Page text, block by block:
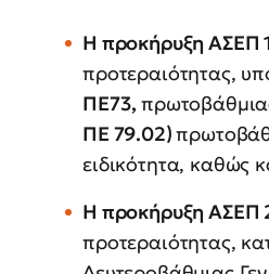
Η προκήρυξη ΑΣΕΠ
προτεραιότητας,
ΠΕ73,
ΠΕ 79.02)
ειδικότητα, καθώς
Η προκήρυξη ΑΣΕΠ
προτεραιότητας,